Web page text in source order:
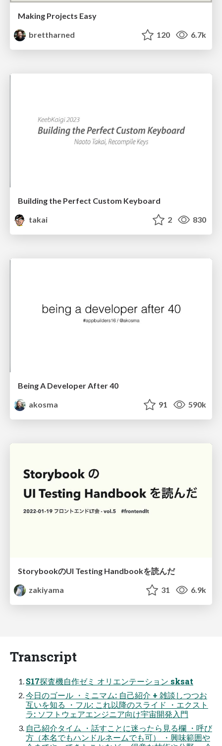
Making Projects Easy
brettharned
120 6.7k
Building the Perfect Custom Keyboard
takai
2 830
Being A Developer After 40
akosma
91 590k
StorybookのUI Testing Handbookを読んだ
zakiyama
31 6.9k
Transcript
S17探査機自作ゼミ オリエンテーション sksat
今日のゴール ・ミニマム: 自己紹介 + 雑談しつつお
互いを知る ・フル: これ以降のスライド ・エクスト
ラ: ソフトウェアエンジニア向け宇宙開発入門
自己紹介タイム ・話すことに迷ったら見る欄 ・呼び
方（本名でもハンドルネームでも可） ・興味範囲や